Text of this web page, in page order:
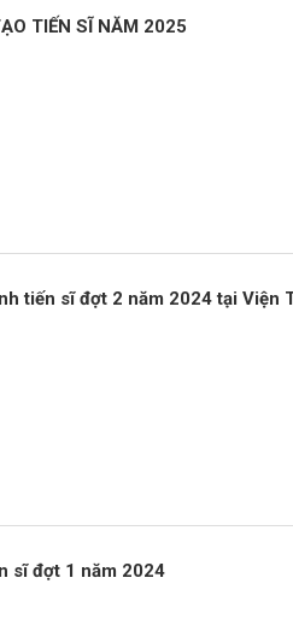
TIẾN SĨ NĂM 2025
tiến sĩ đợt 2 năm 2024 tại Viện
sĩ đợt 1 năm 2024